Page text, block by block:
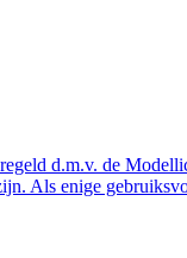
d.m.v. de
Als enige